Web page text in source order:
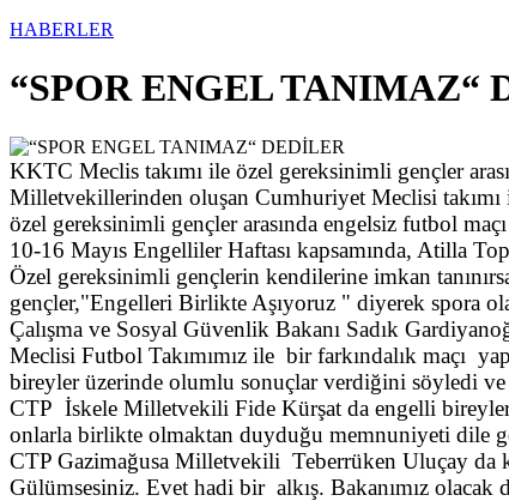
HABERLER
“SPOR ENGEL TANIMAZ“
KKTC Meclis takımı ile özel gereksinimli gençler
Milletvekillerinden oluşan Cumhuriyet Meclisi
özel gereksinimli gençler arasında engelsiz futbol maçı
10-16 Mayıs Engelliler Haftası kapsamında, Atilla
Özel gereksinimli gençlerin kendilerine imkan
gençler,"Engelleri Birlikte Aşıyoruz " diyerek spora
Çalışma ve Sosyal Güvenlik Bakanı Sadık
Meclisi Futbol Takımımız ile bir farkındalık maçı
bireyler üzerinde olumlu sonuçlar verdiğini söyledi
CTP İskele Milletvekili Fide Kürşat da engelli
onlarla birlikte olmaktan duyduğu memnuniyeti dile
CTP Gazimağusa Milletvekili Teberrüken Uluçay da
Gülümsesiniz. Evet hadi bir alkış. Bakanımız olacak